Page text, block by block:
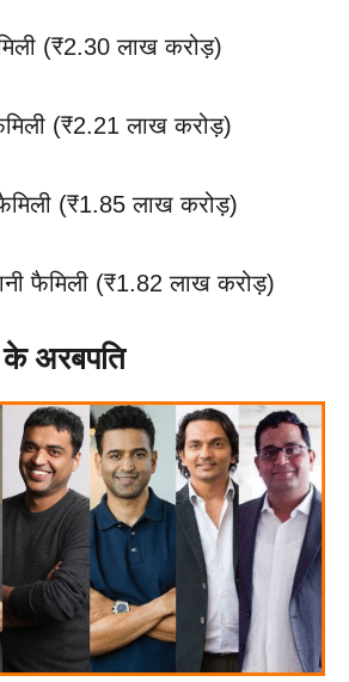
(₹2.30 लाख करोड़)
(₹2.21 लाख करोड़)
(₹1.85 लाख करोड़)
फैमिली (₹1.82 लाख करोड़)
अरबपति